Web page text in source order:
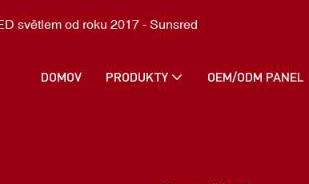
světlem od roku 2017 - Sunsred
DOMOV PRODUKTY OEM/ODM PANEL